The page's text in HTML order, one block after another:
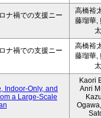
ナ禍での支援ニー
高橋裕
藤瑠華,
太
ナ禍での支援ニー
高橋裕
藤瑠華,
太
Indoor-Only, and
a Large-Scale
Kaori
Anri